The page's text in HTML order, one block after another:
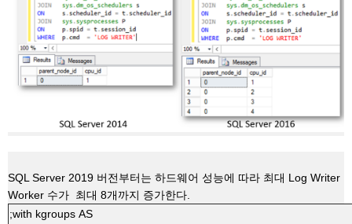
SQL Server 2019 버전부터는 하드웨어 성능에 따라 최대 Log Writer
Worker 수가 최대 8개까지 증가한다
;with kgroups AS